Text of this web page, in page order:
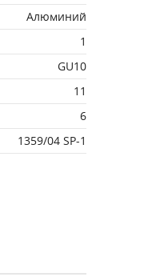
Алюминий
1
GU10
11
6
1359/04 SP-1